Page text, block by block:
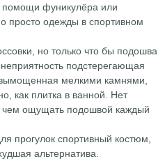
фуникулёра или
просто одежды в спортивном
но только что бы подошва
подстерегающая
мелкими камнями,
как плитка в ванной. Нет
чем ощущать подошвой каждый
прогулок спортивный костюм,
альтернатива.